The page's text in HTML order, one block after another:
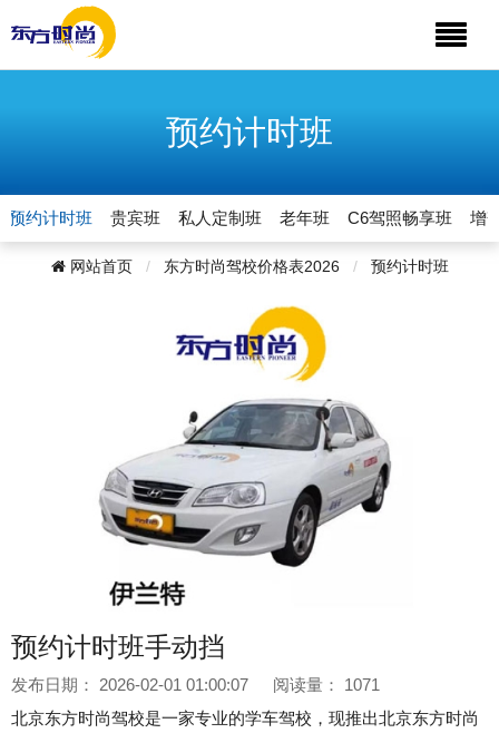
预约计时班
预约计时班 贵宾班 私人定制班 老年班 C6驾照畅享班 增
网站首页 东方时尚驾校价格表2026 预约计时班
预约计时班手动挡
发布日期： 2026-02-01 01:00:07 阅读量：
1071
北京东方时尚驾校是一家专业的学车驾校，现推出北京东方时尚